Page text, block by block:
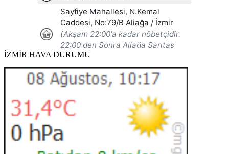
İZMİR HAVA DURUMU